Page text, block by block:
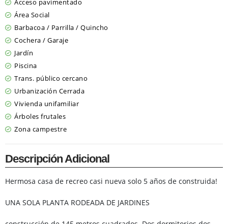
Acceso pavimentado
Área Social
Barbacoa / Parrilla / Quincho
Cochera / Garaje
Jardín
Piscina
Trans. público cercano
Urbanización Cerrada
Vivienda unifamiliar
Árboles frutales
Zona campestre
Descripción Adicional
Hermosa casa de recreo casi nueva solo 5 años de construida!
UNA SOLA PLANTA RODEADA DE JARDINES